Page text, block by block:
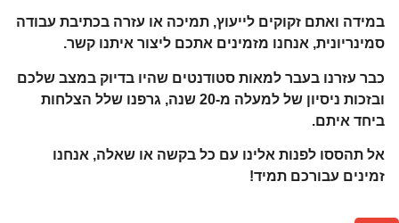
במידה ואתם זקוקים לייעוץ, תמיכה או עזרה בכתיבת עבודה
סמינריונית, אנחנו מזמינים אתכם ליצור איתנו קשר.
כבר עזרנו בעבר למאות סטודנטים שהיו בדיוק במצב שלכם
ובזכות ניסיון של למעלה מ-20 שנה, גרפנו שלל הצלחות
ביחד איתם.
אל תהססו לפנות אלינו עם כל בקשה או שאלה, אנחנו
זמינים עבורכם תמיד!